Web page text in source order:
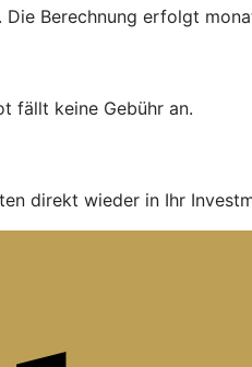
Berechnung erfolgt
fällt keine Gebühr an.
direkt wieder in Ihr